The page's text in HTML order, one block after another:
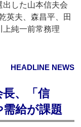
出した山本信夫会
英夫、森昌平、田
上純一前常務理
HEADLINE NEWS
長、「信
需給が課題